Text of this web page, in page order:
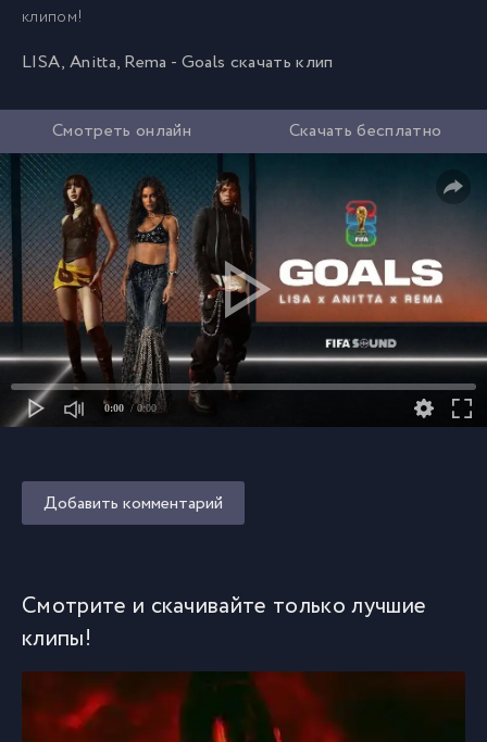
клипом!
LISA, Anitta, Rema - Goals скачать клип
Смотреть онлайн Скачать бесплатно
0:00 / 0:00
Добавить комментарий
Смотрите и скачивайте только лучшие
клипы!